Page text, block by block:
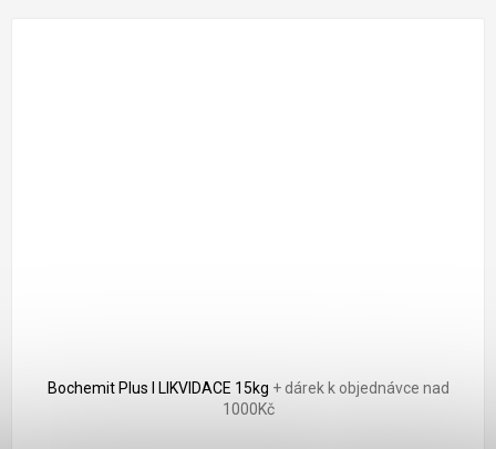
Bochemit Plus I LIKVIDACE 15kg + dárek k objednávce nad
1000Kč